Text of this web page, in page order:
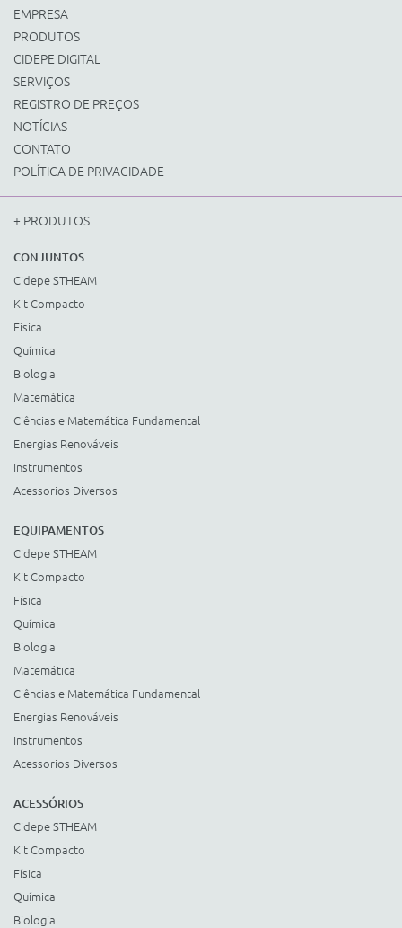
EMPRESA
PRODUTOS
CIDEPE DIGITAL
SERVIÇOS
REGISTRO DE PREÇOS
NOTÍCIAS
CONTATO
POLÍTICA DE PRIVACIDADE
+ PRODUTOS
CONJUNTOS
Cidepe STHEAM
Kit Compacto
Física
Química
Biologia
Matemática
Ciências e Matemática Fundamental
Energias Renováveis
Instrumentos
Acessorios Diversos
EQUIPAMENTOS
Cidepe STHEAM
Kit Compacto
Física
Química
Biologia
Matemática
Ciências e Matemática Fundamental
Energias Renováveis
Instrumentos
Acessorios Diversos
ACESSÓRIOS
Cidepe STHEAM
Kit Compacto
Física
Química
Biologia